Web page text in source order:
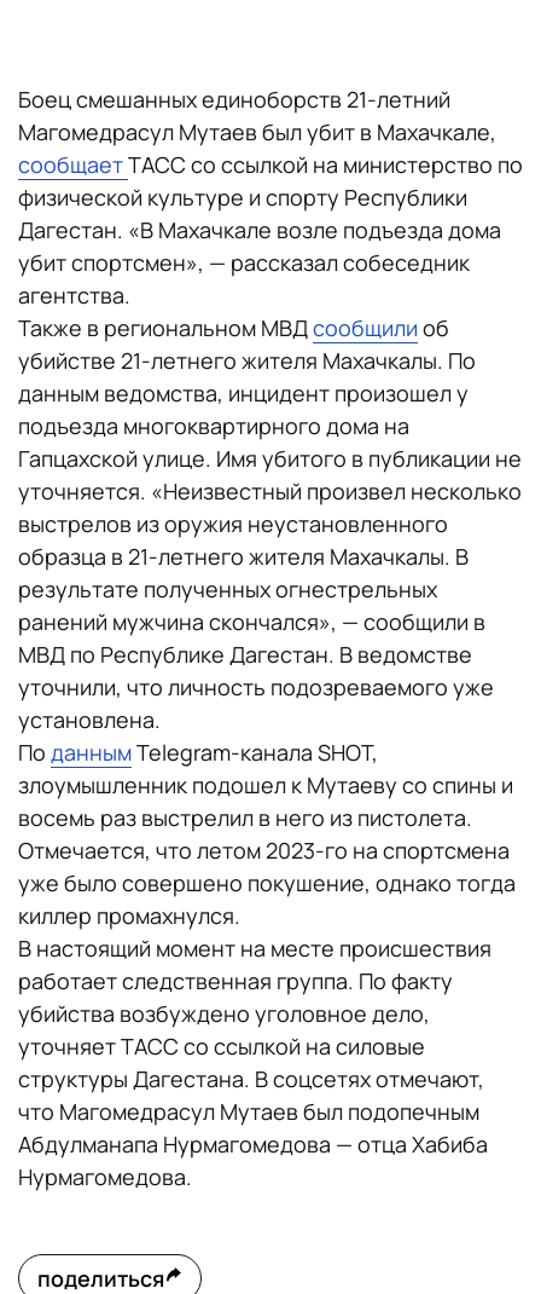
Боец смешанных единоборств 21-летний
Магомедрасул Мутаев был убит в Махачкале,
сообщаетТАСС со ссылкой на министерство по
физической культуре и спорту Республики
Дагестан. «В Махачкале возле подъезда дома
убит спортсмен», — рассказал собеседник
агентства.
Также в региональном МВДсообщили об
убийстве 21-летнего жителя Махачкалы. По
данным ведомства, инцидент произошел у
подъезда многоквартирного дома на
Гапцахской улице. Имя убитого в публикации не
уточняется. «Неизвестный произвел несколько
выстрелов из оружия неустановленного
образца в 21-летнего жителя Махачкалы. В
результате полученных огнестрельных
ранений мужчина скончался», — сообщили в
МВД по Республике Дагестан. В ведомстве
уточнили, что личность подозреваемого уже
установлена.
По даннымTelegram-канала SHOT,
злоумышленник подошел к Мутаеву со спины и
восемь раз выстрелил в него из пистолета.
Отмечается, что летом 2023-го на спортсмена
уже было совершено покушение, однако тогда
киллер промахнулся.
В настоящий момент на месте происшествия
работает следственная группа. По факту
убийства возбуждено уголовное дело,
уточняет ТАСС со ссылкой на силовые
структуры Дагестана. В соцсетях отмечают,
что Магомедрасул Мутаев был подопечным
Абдулманапа Нурмагомедова — отца Хабиба
Нурмагомедова.
поделиться